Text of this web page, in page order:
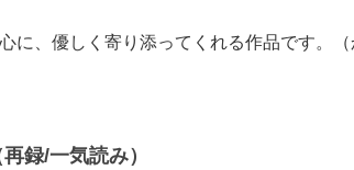
に、優しく寄り添ってくれる作品です。
録/一気読み）